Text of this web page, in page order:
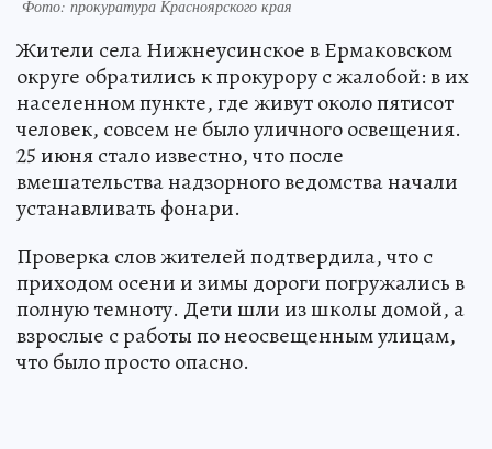
Фото: прокуратура Красноярского края
Жители села Нижнеусинское в Ермаковском
округе обратились к прокурору с жалобой: в их
населенном пункте, где живут около пятисот
человек, совсем не было уличного освещения.
25 июня стало известно, что после
вмешательства надзорного ведомства начали
устанавливать фонари.
Проверка слов жителей подтвердила, что с
приходом осени и зимы дороги погружались в
полную темноту. Дети шли из школы домой, а
взрослые с работы по неосвещенным улицам,
что было просто опасно.